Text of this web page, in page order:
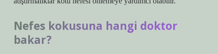
Nefes kokusuna hangi doktor
bakar?